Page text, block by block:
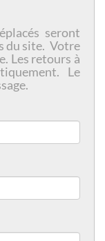
seront
du site. Votre
Les retours à
Le